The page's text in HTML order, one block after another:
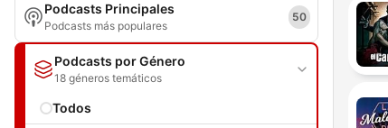
Podcasts Principales
Podcasts más populares
50
Podcasts por Género
18 géneros temáticos
Todos